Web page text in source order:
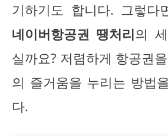
기하기도 합니다. 그렇다
네이버항공권 땡처리의
실까요? 저렴하게 항공권
의 즐거움을 누리는 방법
다.